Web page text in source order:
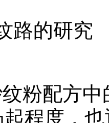
路的研究
粉配方
程度，